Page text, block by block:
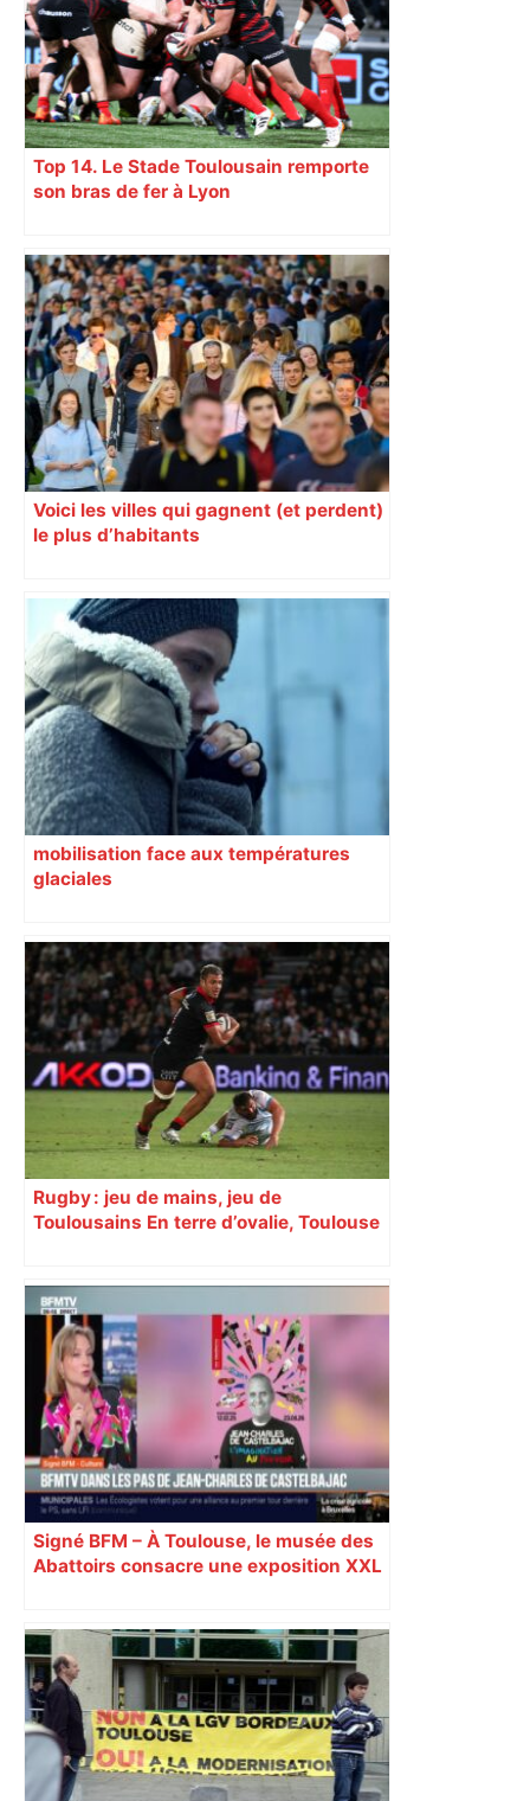
Top 14. Le Stade Toulousain remporte
son bras de fer à Lyon
Voici les villes qui gagnent (et perdent)
le plus d’habitants
mobilisation face aux températures
glaciales
Rugby : jeu de mains, jeu de
Toulousains En terre d’ovalie, Toulouse
revendiquant surtout son art du jeu en
mouvement, vif et spectaculaire.
Décryptage. Série (4 / 10)
Signé BFM – À Toulouse, le musée des
Abattoirs consacre une exposition XXL